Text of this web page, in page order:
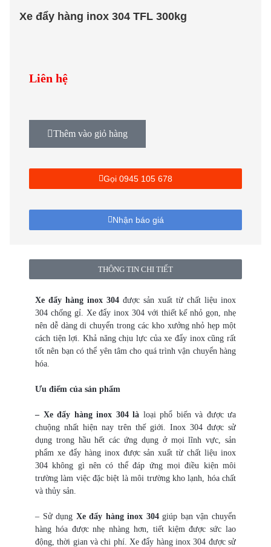
Xe đẩy hàng inox 304 TFL 300kg
Liên hệ
Thêm vào giỏ hàng
Gọi 0945 105 678
Nhận báo giá
THÔNG TIN CHI TIẾT
Xe đẩy hàng inox 304 được sản xuất từ chất liệu inox
304 chống gỉ. Xe đẩy inox 304 với thiết kế nhỏ gọn, nhẹ
nên dễ dàng di chuyển trong các kho xưởng nhỏ hẹp một
cách tiện lợi. Khả năng chịu lực của xe đẩy inox cũng rất
tốt nên bạn có thể yên tâm cho quá trình vận chuyển hàng
hóa.
Ưu điểm của sản phẩm
– Xe đẩy hàng inox 304 là loại phổ biến và được ưa
chuộng nhất hiện nay trên thế giới. Inox 304 được sử
dụng trong hầu hết các ứng dụng ở mọi lĩnh vực, sản
phẩm xe đẩy hàng inox được sản xuất từ chất liệu inox
304 không gì nên có thể đáp ứng mọi điều kiện môi
trường làm việc đặc biệt là môi trường kho lạnh, hóa chất
và thủy sản.
– Sử dụng Xe đẩy hàng inox 304giúp bạn vận chuyển
hàng hóa được nhẹ nhàng hơn, tiết kiệm được sức lao
động, thời gian và chi phí. Xe đẩy hàng inox 304 được sử